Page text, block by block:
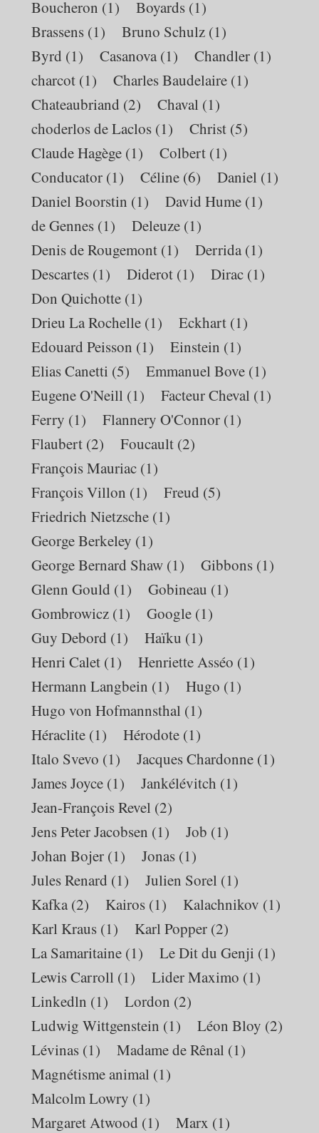
Boucheron (1) Boyards (1)
Brassens (1) Bruno Schulz (1)
Byrd (1) Casanova (1) Chandler (1)
charcot (1) Charles Baudelaire (1)
Chateaubriand (2) Chaval (1)
choderlos de Laclos (1) Christ (5)
Claude Hagège (1) Colbert (1)
Conducator (1) Céline (6) Daniel (1)
Daniel Boorstin (1) David Hume (1)
de Gennes (1) Deleuze (1)
Denis de Rougemont (1) Derrida (1)
Descartes (1) Diderot (1) Dirac (1)
Don Quichotte (1)
Drieu La Rochelle (1) Eckhart (1)
Edouard Peisson (1) Einstein (1)
Elias Canetti (5) Emmanuel Bove (1)
Eugene O'Neill (1) Facteur Cheval (1)
Ferry (1) Flannery O'Connor (1)
Flaubert (2) Foucault (2)
François Mauriac (1)
François Villon (1) Freud (5)
Friedrich Nietzsche (1)
George Berkeley (1)
George Bernard Shaw (1) Gibbons (1)
Glenn Gould (1) Gobineau (1)
Gombrowicz (1) Google (1)
Guy Debord (1) Haïku (1)
Henri Calet (1) Henriette Asséo (1)
Hermann Langbein (1) Hugo (1)
Hugo von Hofmannsthal (1)
Héraclite (1) Hérodote (1)
Italo Svevo (1) Jacques Chardonne (1)
James Joyce (1) Jankélévitch (1)
Jean-François Revel (2)
Jens Peter Jacobsen (1) Job (1)
Johan Bojer (1) Jonas (1)
Jules Renard (1) Julien Sorel (1)
Kafka (2) Kairos (1) Kalachnikov (1)
Karl Kraus (1) Karl Popper (2)
La Samaritaine (1) Le Dit du Genji (1)
Lewis Carroll (1) Lider Maximo (1)
Linkedln (1) Lordon (2)
Ludwig Wittgenstein (1) Léon Bloy (2)
Lévinas (1) Madame de Rênal (1)
Magnétisme animal (1)
Malcolm Lowry (1)
Margaret Atwood (1) Marx (1)